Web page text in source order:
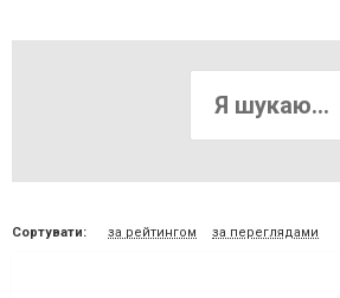
Сортувати: за рейтингом за переглядами